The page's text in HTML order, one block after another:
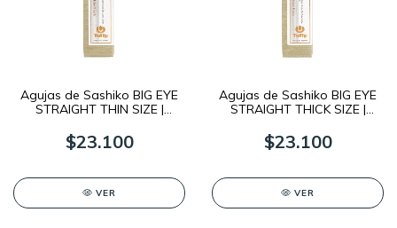
Agujas de Sashiko BIG EYE
STRAIGHT THIN SIZE |
$23.100
VER
Agujas de Sashiko BIG EYE
STRAIGHT THICK SIZE |
$23.100
VER